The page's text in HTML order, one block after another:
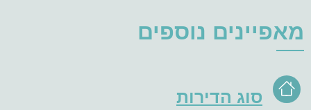
מאפיינים נוספים
סוג הדירות